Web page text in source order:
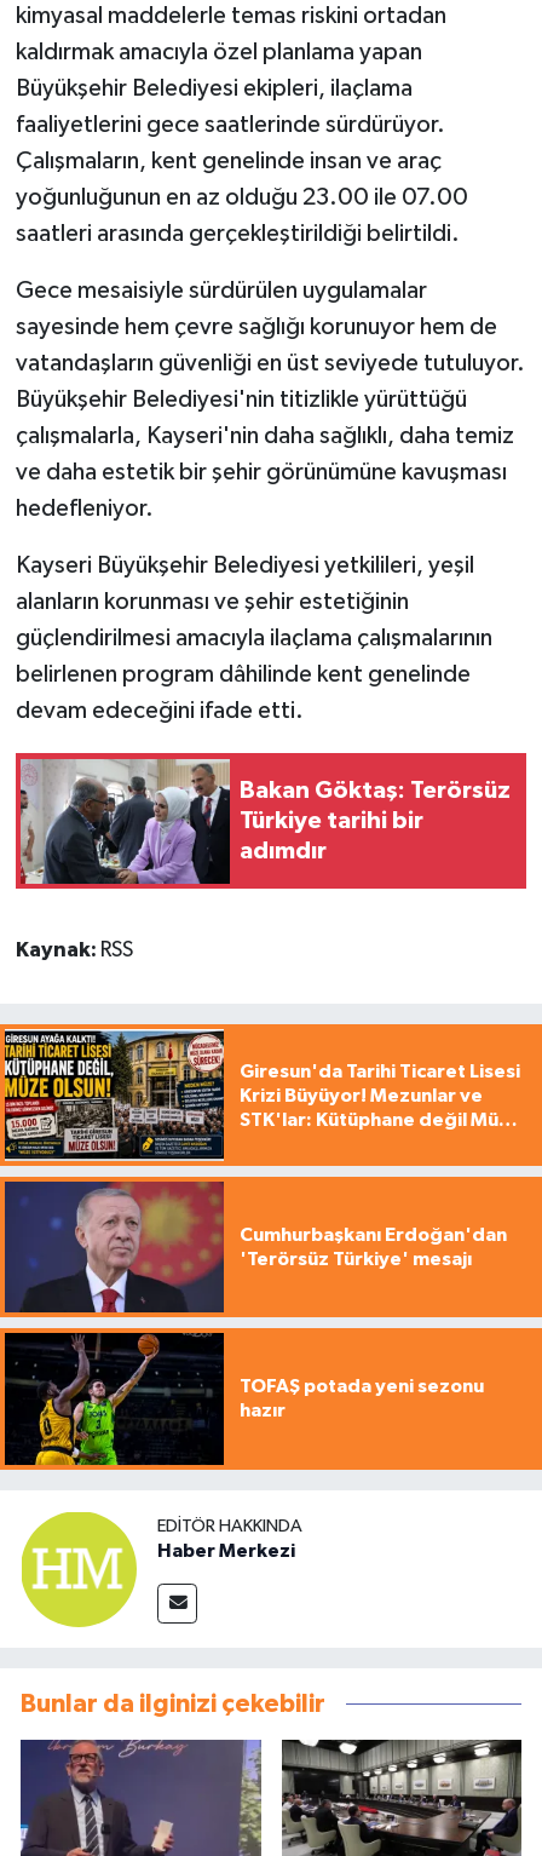
kimyasal maddelerle temas riskini ortadan
kaldırmak amacıyla özel planlama yapan
Büyükşehir Belediyesi ekipleri, ilaçlama
faaliyetlerini gece saatlerinde sürdürüyor.
Çalışmaların, kent genelinde insan ve araç
yoğunluğunun en az olduğu 23.00 ile 07.00
saatleri arasında gerçekleştirildiği belirtildi.
Gece mesaisiyle sürdürülen uygulamalar
sayesinde hem çevre sağlığı korunuyor hem de
vatandaşların güvenliği en üst seviyede tutuluyor.
Büyükşehir Belediyesi'nin titizlikle yürüttüğü
çalışmalarla, Kayseri'nin daha sağlıklı, daha temiz
ve daha estetik bir şehir görünümüne kavuşması
hedefleniyor.
Kayseri Büyükşehir Belediyesi yetkilileri, yeşil
alanların korunması ve şehir estetiğinin
güçlendirilmesi amacıyla ilaçlama çalışmalarının
belirlenen program dâhilinde kent genelinde
devam edeceğini ifade etti.
Bakan Göktaş: Terörsüz
Türkiye tarihi bir
adımdır
Kaynak: RSS
Giresun'da Tarihi Ticaret Lisesi
Krizi Büyüyor! Mezunlar ve
STK'lar: Kütüphane değil Müze
Cumhurbaşkanı Erdoğan'dan
'Terörsüz Türkiye' mesajı
TOFAŞ potada yeni sezonu
hazır
EDITÖR HAKKINDA
Haber Merkezi
Bunlar da ilginizi çekebilir